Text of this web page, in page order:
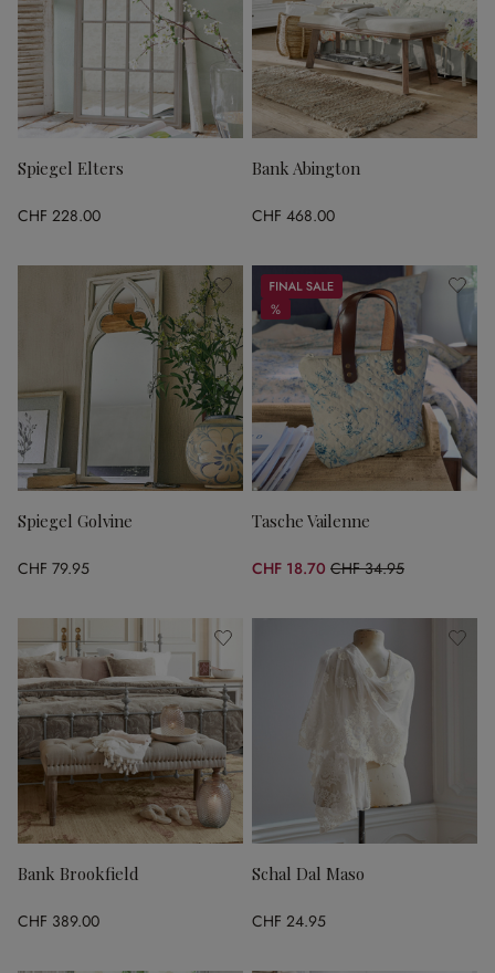
Spiegel Elters
CHF 228.00
Bank Abington
CHF 468.00
Spiegel Golvine
CHF 79.95
Sale
%
%
Tasche Vailenne
CHF 18.70 CHF 34.95
(46.49% gespart)
Bank Brookfield
CHF 389.00
Schal Dal Maso
CHF 24.95